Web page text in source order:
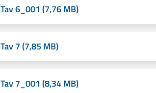
Tav 6_001 (7,76 MB)
Tav 7 (7,85 MB)
Tav 7_001 (8,34 MB)